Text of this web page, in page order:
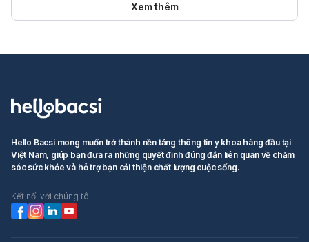
Xem thêm
Hello Bacsi mong muốn trở thành nền tảng thông tin y khoa hàng đầu tại
Việt Nam, giúp bạn đưa ra những quyết định đúng đắn liên quan về chăm
sóc sức khỏe và hỗ trợ bạn cải thiện chất lượng cuộc sống.
Kết nối với chúng tôi